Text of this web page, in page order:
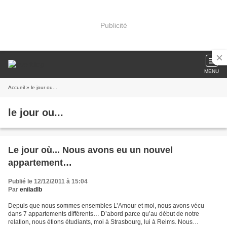
Publicité
MENU
Accueil » le jour ou...
le jour ou...
Le jour où... Nous avons eu un nouvel
appartement…
Publié le 12/12/2011 à 15:04
Par eniladlb
Depuis que nous sommes ensembles L’Amour et moi, nous avons vécu
dans 7 appartements différents… D’abord parce qu’au début de notre
relation, nous étions étudiants, moi à Strasbourg, lui à Reims. Nous